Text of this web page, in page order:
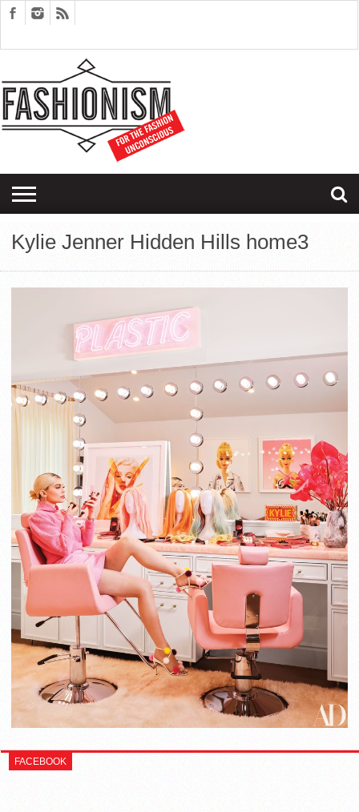
EDITORIALS
COUPLES
THERAPY
SARTORIAGRAM
Kylie Jenner Hidden Hills home3
FACEBOOK